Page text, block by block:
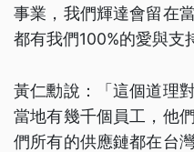
事業，我們輝達會留在
都有我們100%的愛與支
黃仁勳說：「這個道理
當地有幾千個員工，他
們所有的供應鏈都在台